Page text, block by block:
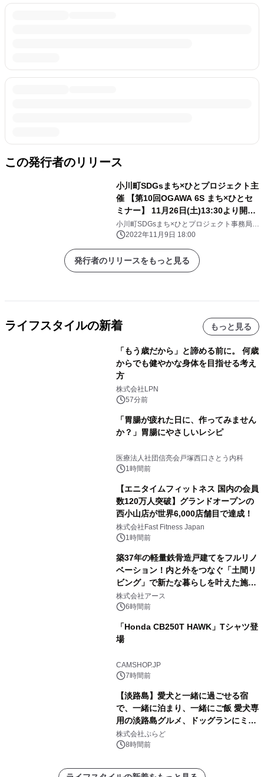
この発行者のリリース
小川町SDGsまち×ひとプロジェクト主
催 【第10回OGAWA 6S まち×ひとセ
ミナー】 11月26日(土)13:30より開
催 ※参加無料
小川町SDGsまち×ひとプロジェクト事務局
(一般社団法人the Organic)
2022年11月9日 18:00
発行者のリリースをもっと見る
ライフスタイルの新着 もっと見る
「もう歳だから」と諦める前に。 何歳
からでも健やかな身体を目指せる考え
方
株式会社LPN
57分前
「胃腸が疲れた日に、作ってみません
か？」胃腸にやさしいレシピ
医療法人社団信亮会戸塚西口さとう内科
1時間前
【エニタイムフィットネス 国内の会員
数120万人突破】グランドオープンの
西小山店が世界6,000店舗目で達成！
株式会社Fast Fitness Japan
1時間前
築37年の軽量鉄骨造戸建てをフルリノ
ベーション！内と外をつなぐ「土間リ
ビング」で新たな暮らしを叶えた施工
事例を株式会社アースが公開
株式会社アース
6時間前
「Honda CB250T HAWK」Tシャツ登
場
CAMSHOP.JP
7時間前
【淡路島】愛犬と一緒に過ごせる宿
で、一緒に泊まり、一緒にご飯 愛犬専
用の淡路島グルメ、ドッグランにミニ
プール グランピングとトレーラーハウ
スの2施設で
株式会社ぷらど
8時間前